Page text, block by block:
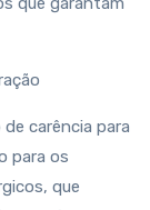
carência para
para os
que